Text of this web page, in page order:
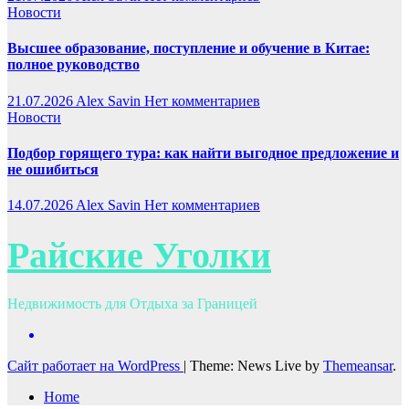
Новости
Высшее образование, поступление и обучение в Китае:
полное руководство
21.07.2026 Alex Savin Нет комментариев
Новости
Подбор горящего тура: как найти выгодное предложение и
не ошибиться
14.07.2026 Alex Savin Нет комментариев
Райские Уголки
Недвижимость для Отдыха за Границей
Сайт работает на WordPress | Theme: News Live by Themeansar.
Home